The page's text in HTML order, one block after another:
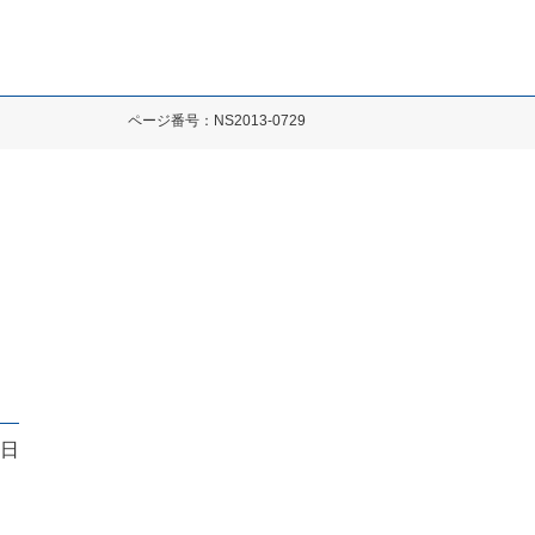
ページ番号：NS2013-0729